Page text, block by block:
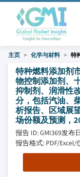
主页 化学与材料 特
特种燃料添加剂
物控制添加剂、
抑制剂、润滑性
分，包括汽油、
析报告、区域展
场份额及预测，
报告 ID: GMI369发布
报告格式: PDF/